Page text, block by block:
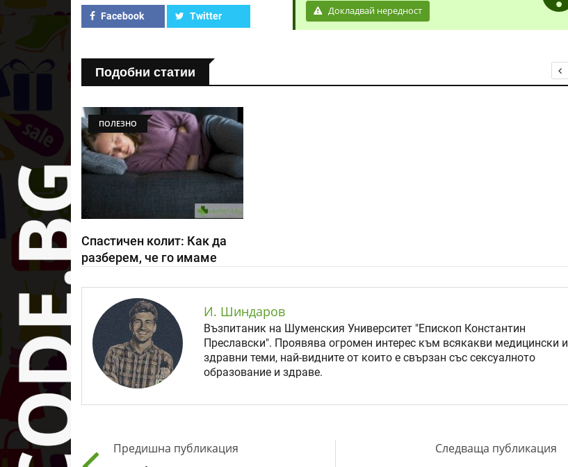
Facebook Twitter Докладвай нередност
Подобни статии
ПОЛЕЗНО
Спастичен колит: Как да
разберем, че го имаме
И. Шиндаров
Възпитаник на Шуменския Университет "Епископ Константин
Преславски". Проявява огромен интерес към всякакви медицински и
здравни теми, най-видните от които е свързан със сексуалното
образование и здраве.
Предишна публикация Следваща публикация